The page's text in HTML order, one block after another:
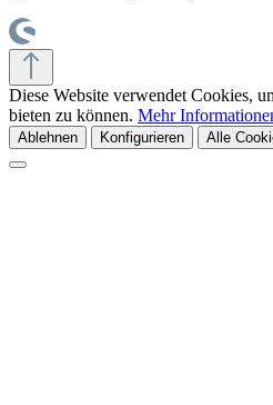
Diese Website verwendet Cookies,
bieten zu können. Mehr
Ablehnen Konfigurieren Alle